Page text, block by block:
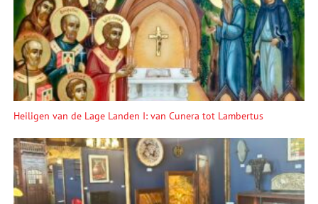
Heiligen van de Lage Landen I: van Cunera tot Lambertus